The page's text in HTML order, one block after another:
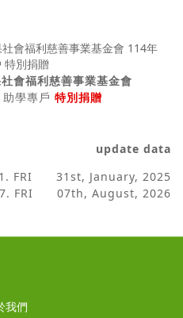
會福利慈善事業基金會
學專戶 特別捐贈
update data
FRI 31st, January, 2025
FRI 07th, August, 2026
我們